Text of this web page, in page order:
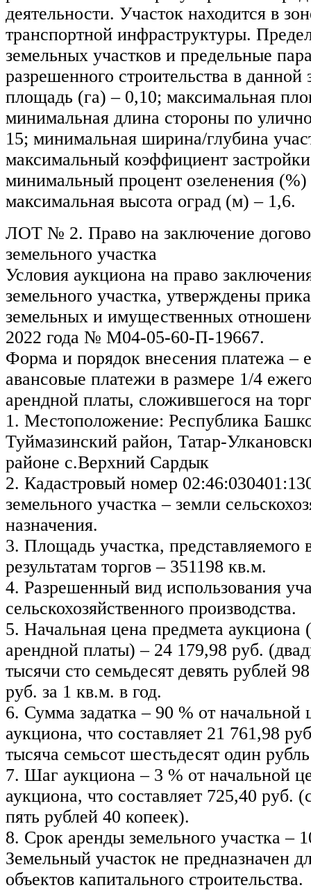
деятельности. Участок находится в
транспортной инфраструктуры.
земельных участков и предельные
разрешенного строительства в
площадь (га) – 0,10; максимальная
минимальная длина стороны по
15; минимальная ширина/глубина
максимальный коэффициент
минимальный процент озеленения (%)
максимальная высота оград (м) – 1,6.
ЛОТ № 2. Право на заключение
земельного участка
Условия аукциона на право
земельного участка, утверждены
земельных и имущественных
2022 года № М04-05-60-П-19667.
Форма и порядок внесения платежа –
авансовые платежи в размере 1/4
арендной платы, сложившегося на
1. Местоположение: Республика
Туймазинский район, Татар-
районе с.Верхний Сардык
2. Кадастровый номер
земельного участка – земли
назначения.
3. Площадь участка, представляемого
результатам торгов – 351198 кв.м.
4. Разрешенный вид использования
сельскохозяйственного производства.
5. Начальная цена предмета аукциона
арендной платы) – 24 179,98 руб.
тысячи сто семьдесят девять рублей
руб. за 1 кв.м. в год.
6. Сумма задатка – 90 % от начальной
аукциона, что составляет 21 761,98
тысяча семьсот шестьдесят один
7. Шаг аукциона – 3 % от начальной
аукциона, что составляет 725,40 руб.
пять рублей 40 копеек).
8. Срок аренды земельного участка –
Земельный участок не предназначен
объектов капитального строительства.